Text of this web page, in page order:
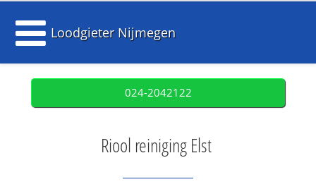
Loodgieter Nijmegen
024-2042122
Riool reiniging Elst